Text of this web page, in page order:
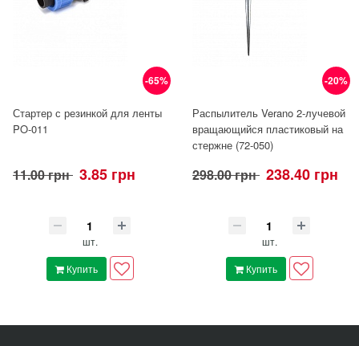
-65%
Стартер с резинкой для ленты
PO-011
11.00 грн 3.85 грн
шт.
Купить
-20%
Распылитель Verano 2-лучевой
вращающийся пластиковый на
стержне (72-050)
298.00 грн 238.40 грн
шт.
Купить